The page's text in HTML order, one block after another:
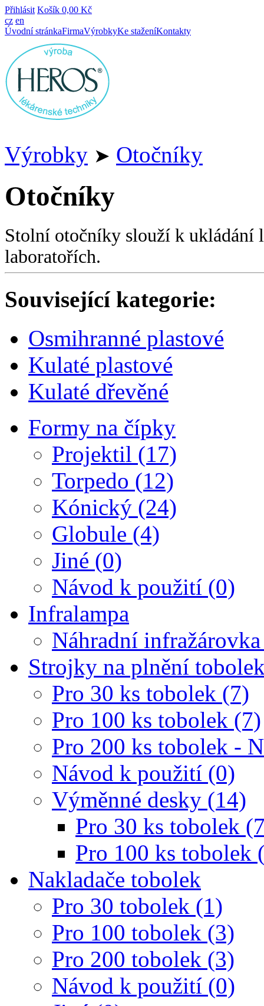
Přihlásit Košík 0,00 Kč
cz en
Úvodní stránkaFirmaVýrobkyKe staženíKontakty
Výrobky ➤ Otočníky
Otočníky
Stolní otočníky slouží k ukládání
laboratořích.
Související kategorie:
Osmihranné plastové
Kulaté plastové
Kulaté dřevěné
Formy na čípky
Projektil (17)
Torpedo (12)
Kónický (24)
Globule (4)
Jiné (0)
Návod k použití (0)
Infralampa
Náhradní
Strojky na plnění
Pro 30 ks tobolek (7)
Pro 100 ks tobolek (7)
Pro 200 ks tobolek -
Návod k použití (0)
Výměnné desky (14)
Pro 30 ks tobolek
Pro 100 ks tobolek
Nakladače tobolek
Pro 30 tobolek (1)
Pro 100 tobolek (3)
Pro 200 tobolek (3)
Návod k použití (0)